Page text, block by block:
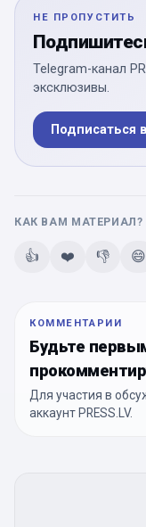
НЕ ПРОПУСТИТЬ
Telegram-канал
эксклюзивы.
Подписаться
КАК ВАМ МАТЕРИАЛ?
👍 ❤️ 👎 😄
КОММЕНТАРИИ
Будьте
Для участия в
аккаунт PRESS.LV.